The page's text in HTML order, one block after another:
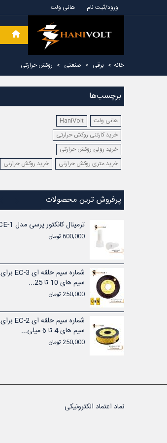
هانی ولت ورود/ثبت نام
خانه > برقی > صنعتی > روکش حرارتی
برچسب‌ها
هانی ولت
HaniVolt
خرید کارتنی روکش حرارتی
خرید رولی روکش حرارتی
خرید متری روکش حرارتی
خرید روکش حرارتی
پرفروش ترین محصولات
ترمینال کانکتور پرسی مدل CE-1
600,000 تومان
شماره سیم حلقه ای EC-3 برای
سیم های 10 تا 25...
250,000 تومان
شماره سیم حلقه ای EC-2 برای
سیم های 4 تا 6 میلی...
250,000 تومان
نماد اعتماد الکترونیکی